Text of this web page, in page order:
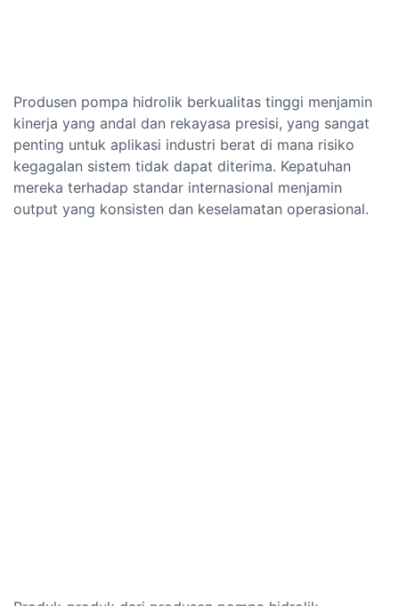
Produsen pompa hidrolik berkualitas tinggi menjamin
kinerja yang andal dan rekayasa presisi, yang sangat
penting untuk aplikasi industri berat di mana risiko
kegagalan sistem tidak dapat diterima. Kepatuhan
mereka terhadap standar internasional menjamin
output yang konsisten dan keselamatan operasional.